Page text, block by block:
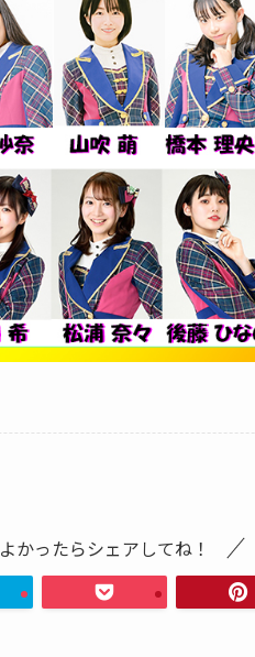
よかったらシェアしてね！